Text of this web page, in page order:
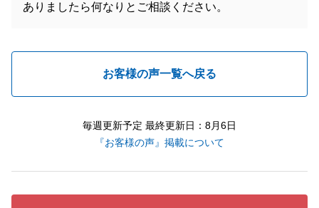
ありましたら何なりとご相談ください。
お客様の声一覧へ戻る
毎週更新予定 最終更新日：8月6日
『お客様の声』掲載について